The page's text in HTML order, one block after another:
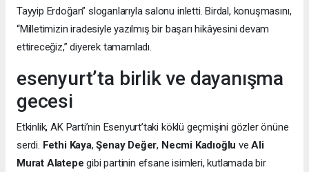
Tayyip Erdoğan” sloganlarıyla salonu inletti. Birdal, konuşmasını,
“Milletimizin iradesiyle yazılmış bir başarı hikâyesini devam
ettireceğiz,” diyerek tamamladı.
esenyurt’ta birlik ve dayanışma
gecesi
Etkinlik, AK Parti’nin Esenyurt’taki köklü geçmişini gözler önüne
serdi. Fethi Kaya,Şenay Değer, Necmi Kadıoğlu veAli
Murat Alatepe gibi partinin efsane isimleri, kutlamada bir